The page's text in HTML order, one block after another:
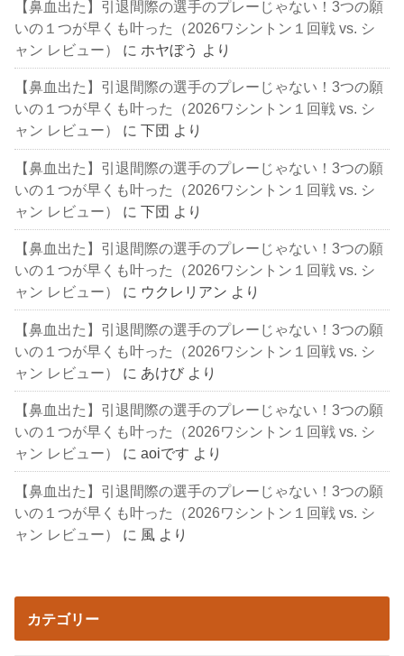
【鼻血出た】引退間際の選手のプレーじゃない！3つの願
いの１つが早くも叶った（2026ワシントン１回戦 vs. シ
ャン レビュー）
に ホヤぼう より
【鼻血出た】引退間際の選手のプレーじゃない！3つの願
いの１つが早くも叶った（2026ワシントン１回戦 vs. シ
ャン レビュー）
に下団 より
【鼻血出た】引退間際の選手のプレーじゃない！3つの願
いの１つが早くも叶った（2026ワシントン１回戦 vs. シ
ャン レビュー）
に下団 より
【鼻血出た】引退間際の選手のプレーじゃない！3つの願
いの１つが早くも叶った（2026ワシントン１回戦 vs. シ
ャン レビュー）
に ウクレリアン より
【鼻血出た】引退間際の選手のプレーじゃない！3つの願
いの１つが早くも叶った（2026ワシントン１回戦 vs. シ
ャン レビュー）
に あけび より
【鼻血出た】引退間際の選手のプレーじゃない！3つの願
いの１つが早くも叶った（2026ワシントン１回戦 vs. シ
ャン レビュー）
にaoiです より
【鼻血出た】引退間際の選手のプレーじゃない！3つの願
いの１つが早くも叶った（2026ワシントン１回戦 vs. シ
ャン レビュー）
に 風 より
カテゴリー